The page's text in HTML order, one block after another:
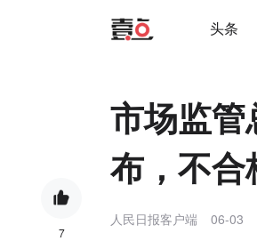
头条
7
市场监
布，不
人民日报客户端 06-03